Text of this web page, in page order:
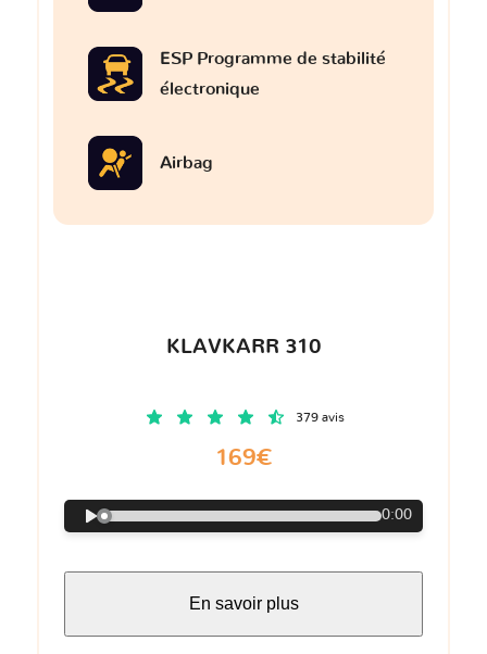
ESP Programme de stabilité
électronique
Airbag
KLAVKARR 310
379 avis
169€
0:00
En savoir plus